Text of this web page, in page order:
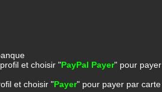
et choisir "PayPal Payer" pour payer
et choisir "Payer" pour payer par carte